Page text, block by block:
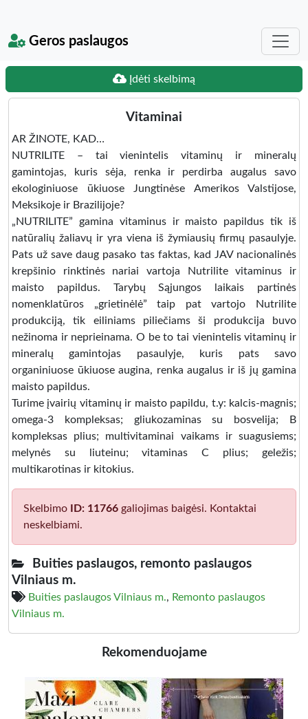
Geros paslaugos
Įdėti skelbimą
Vitaminai
AR ŽINOTE, KAD…
NUTRILITE – tai vienintelis vitaminų ir mineralų
gamintojas, kuris sėja, renka ir perdirba augalus savo
ekologiniuose ūkiuose Jungtinėse Amerikos Valstijose,
Meksikoje ir Brazilijoje?
„NUTRILITE” gamina vitaminus ir maisto papildus tik iš
natūralių žaliavų ir yra viena iš žymiausių firmų pasaulyje.
Pats už save daug pasako tas faktas, kad JAV nacionalinės
krepšinio rinktinės nariai vartoja Nutrilite vitaminus ir
maisto papildus. Tarybų Sąjungos laikais partinės
nomenklatūros „grietinėlė” taip pat vartojo Nutrilite
produkciją, tik eiliniams piliečiams ši produkcija buvo
nežinoma ir neprieinama. O be to tai vienintelis vitaminų ir
mineralų gamintojas pasaulyje, kuris pats savo
organiniuose ūkiuose augina, renka augalus ir iš jų gamina
maisto papildus.
Turime įvairių vitaminų ir maisto papildu, t.y: kalcis-magnis;
omega-3 kompleksas; gliukozaminas su bosvelija; B
kompleksas plius; multivitaminai vaikams ir suagusiems;
melynės su liuteinu; vitaminas C plius; geležis;
multikarotinas ir kitokius.
Skelbimo ID: 11766 galiojimas baigėsi. Kontaktai
neskelbiami.
Buities paslaugos, remonto paslaugos
Vilniaus m.
Buities paslaugos Vilniaus m., Remonto paslaugos
Vilniaus m.
Rekomenduojame